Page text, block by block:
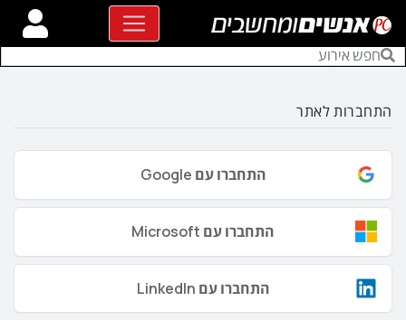
התחברות לאתר
התחברו עם Google
התחברו עם Microsoft
התחברו עם LinkedIn